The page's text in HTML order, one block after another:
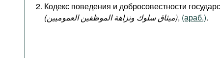
Кодекс поведения и добросовестности
(میثاق سلوك ونزاهة الموظفين العموميين), (араб.).